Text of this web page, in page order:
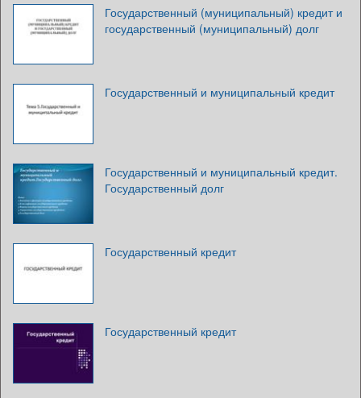
Государственный (муниципальный) кредит и
государственный (муниципальный) долг
Государственный и муниципальный кредит
Государственный и муниципальный кредит.
Государственный долг
Государственный кредит
Государственный кредит